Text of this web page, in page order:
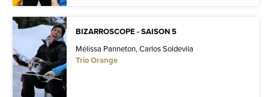
BIZARROSCOPE - SAISON 5
Mélissa Panneton, Carlos Soldevila
Trio Orange